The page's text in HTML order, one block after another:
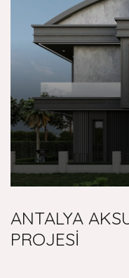
ANTALYA
PROJESİ